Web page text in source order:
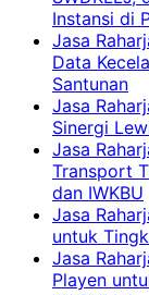
Instansi di
Jasa
Data
Santunan
Jasa
Sinergi
Jasa
Transport
dan IWKBU
Jasa
untuk
Jasa
Playen